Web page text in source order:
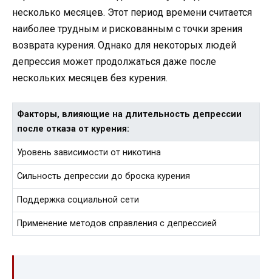
несколько месяцев. Этот период времени считается
наиболее трудным и рискованным с точки зрения
возврата курения. Однако для некоторых людей
депрессия может продолжаться даже после
нескольких месяцев без курения.
Факторы, влияющие на длительность депрессии
после отказа от курения:
Уровень зависимости от никотина
Сильность депрессии до броска курения
Поддержка социальной сети
Применение методов справления с депрессией